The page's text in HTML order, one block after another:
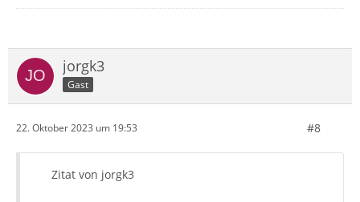
jorgk3
Gast
22. Oktober 2023 um 19:53 #8
Zitat von jorgk3